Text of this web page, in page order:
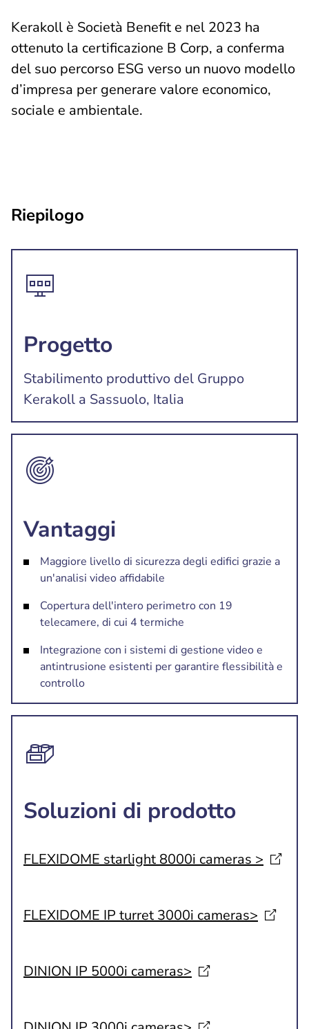
Kerakoll è Società Benefit e nel 2023 ha
ottenuto la certificazione B Corp, a conferma
del suo percorso ESG verso un nuovo modello
d’impresa per generare valore economico,
sociale e ambientale.
Riepilogo
Progetto
Stabilimento produttivo del Gruppo
Kerakoll a Sassuolo, Italia
Vantaggi
Maggiore livello di sicurezza degli edifici grazie a
un'analisi video affidabile
Copertura dell'intero perimetro con 19
telecamere, di cui 4 termiche
Integrazione con i sistemi di gestione video e
antintrusione esistenti per garantire flessibilità e
controllo
Soluzioni di prodotto
FLEXIDOME starlight 8000i cameras >
FLEXIDOME IP turret 3000i cameras>
DINION IP 5000i cameras>